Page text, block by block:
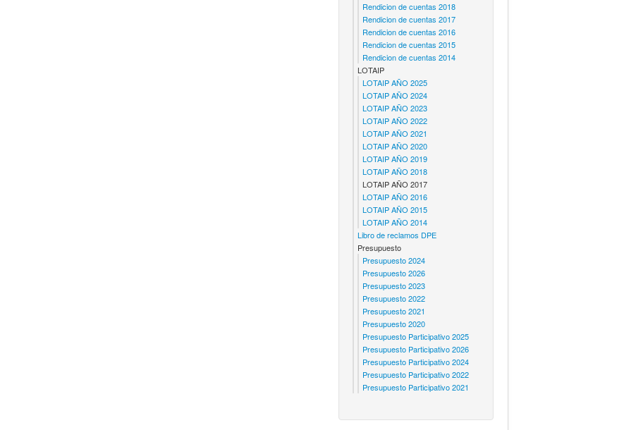
Rendicion de cuentas 2018
Rendicion de cuentas 2017
Rendicion de cuentas 2016
Rendicion de cuentas 2015
Rendicion de cuentas 2014
LOTAIP
LOTAIP AÑO 2025
LOTAIP AÑO 2024
LOTAIP AÑO 2023
LOTAIP AÑO 2022
LOTAIP AÑO 2021
LOTAIP AÑO 2020
LOTAIP AÑO 2019
LOTAIP AÑO 2018
LOTAIP AÑO 2017
LOTAIP AÑO 2016
LOTAIP AÑO 2015
LOTAIP AÑO 2014
Libro de reclamos DPE
Presupuesto
Presupuesto 2024
Presupuesto 2026
Presupuesto 2023
Presupuesto 2022
Presupuesto 2021
Presupuesto 2020
Presupuesto Participativo 2025
Presupuesto Participativo 2026
Presupuesto Participativo 2024
Presupuesto Participativo 2022
Presupuesto Participativo 2021